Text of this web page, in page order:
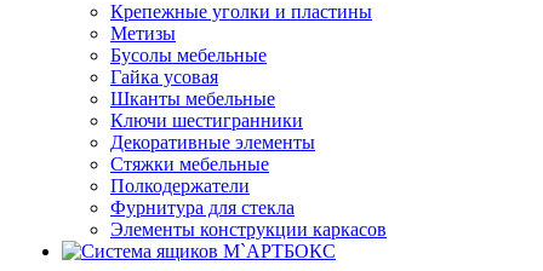
Крепежные уголки и пластины
Метизы
Бусолы мебельные
Гайка усовая
Шканты мебельные
Ключи шестигранники
Декоративные элементы
Стяжки мебельные
Полкодержатели
Фурнитура для стекла
Элементы конструкции каркасов